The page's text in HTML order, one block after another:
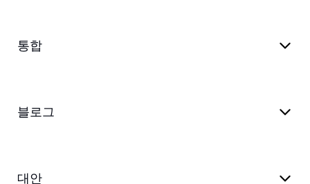
통합
블로그
대안